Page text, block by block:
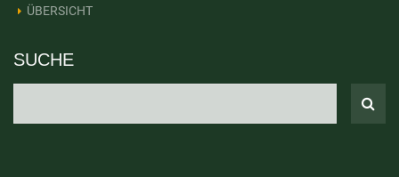
ÜBERSICHT
SUCHE